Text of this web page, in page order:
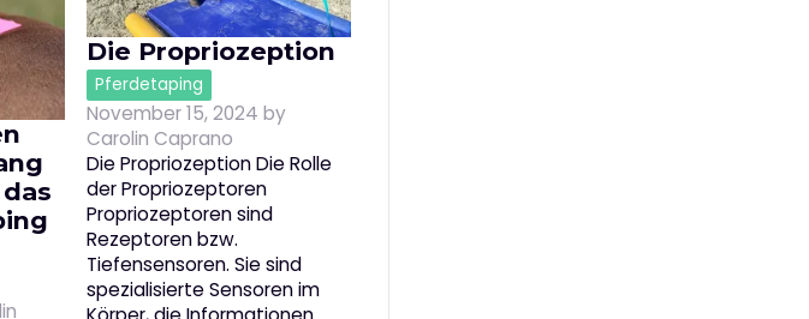
Die Propriozeption
Pferdetaping
November 15, 2024 by
Carolin Caprano
Die Propriozeption Die Rolle
der Propriozeptoren
Propriozeptoren sind
Rezeptoren bzw.
Tiefensensoren. Sie sind
spezialisierte Sensoren im